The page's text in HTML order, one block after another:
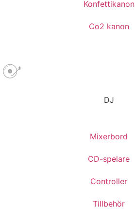
Konfettikanon
Co2 kanon
DJ
Mixerbord
CD-spelare
Controller
Tillbehör